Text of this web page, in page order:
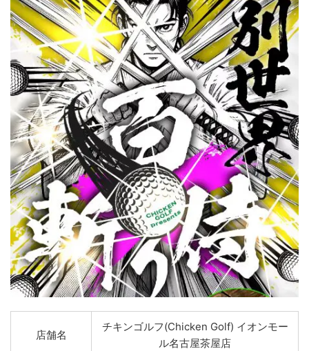
店舗名
チキンゴルフ(Chicken Golf) イオンモー
ル名古屋茶屋店